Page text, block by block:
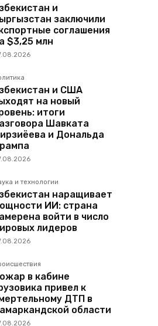
и
заключили
соглашения
$3,25 млн
и США
на новый
итоги
Шавката
и Дональда
и технологии
наращивает
ИИ: страна
войти в число
лидеров
в кабине
привел к
ДТП в
области